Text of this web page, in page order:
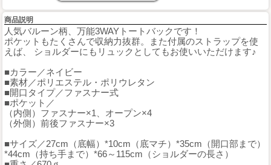
商品説明
人気バルーン柄、万能3WAYトートバックです！
ポケットもたくさんで収納力抜群。また付属のストラップを使
えば、 ショルダーにもリュックとしてもお使いいただけます♪
■カラー／ネイビー
■素材／ポリエステル・ポリウレタン
■開口タイプ／ファスナー式
■ポケット／
（内側）ファスナー×1、オープン×4
（外側）前後ファスナー×3
■サイズ／27cm（底幅）*10cm（底マチ）*35cm（開口部まで）
*44cm（持ち手まで）*66～115cm（ショルダーの長さ）